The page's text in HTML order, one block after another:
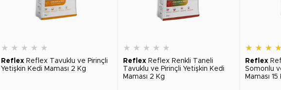
★ ★ ★ ★ ★
Reflex Reflex Tavuklu ve Pirinçli
Yetişkin Kedi Maması 2 Kg
★ ★ ★ ★ ★
Reflex Reflex Renkli Taneli
Tavuklu ve Pirinçli Yetişkin Kedi
Maması 2 Kg
★ ★ ★ ★
Reflex
Somonlu
Maması 15